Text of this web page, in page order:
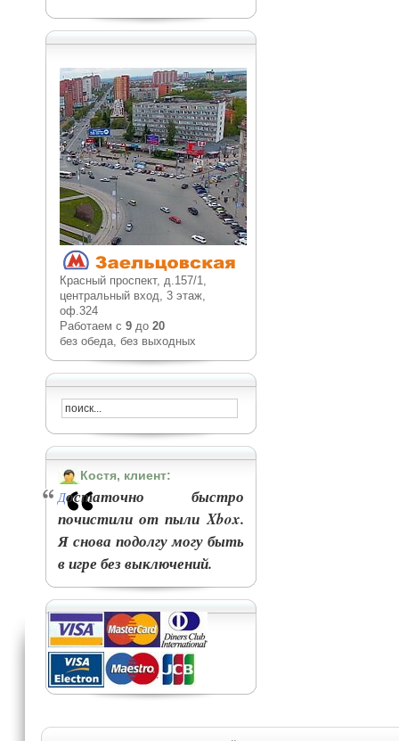
Красный проспект, д.157/1,
центральный вход, 3 этаж,
оф.324
Работаем с 9до 20
без обеда, без выходных
Костя, клиент:
Достаточно быстро
почистили от пыли Xbox.
Я снова подолгу могу быть
в игре без выключений.